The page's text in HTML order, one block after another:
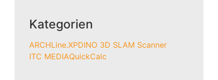
Kategorien
ARCHLine.XPDINO 3D SLAM Scanner
ITC MEDIAQuickCalc